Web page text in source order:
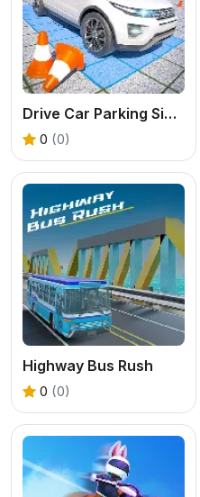
Drive Car Parking Simulation Game
0 (0)
Highway Bus Rush
0 (0)